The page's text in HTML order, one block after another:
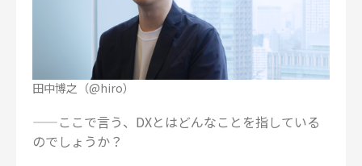
田中博之（@hiro）
——ここで言う、DXとはどんなことを指している
のでしょうか？